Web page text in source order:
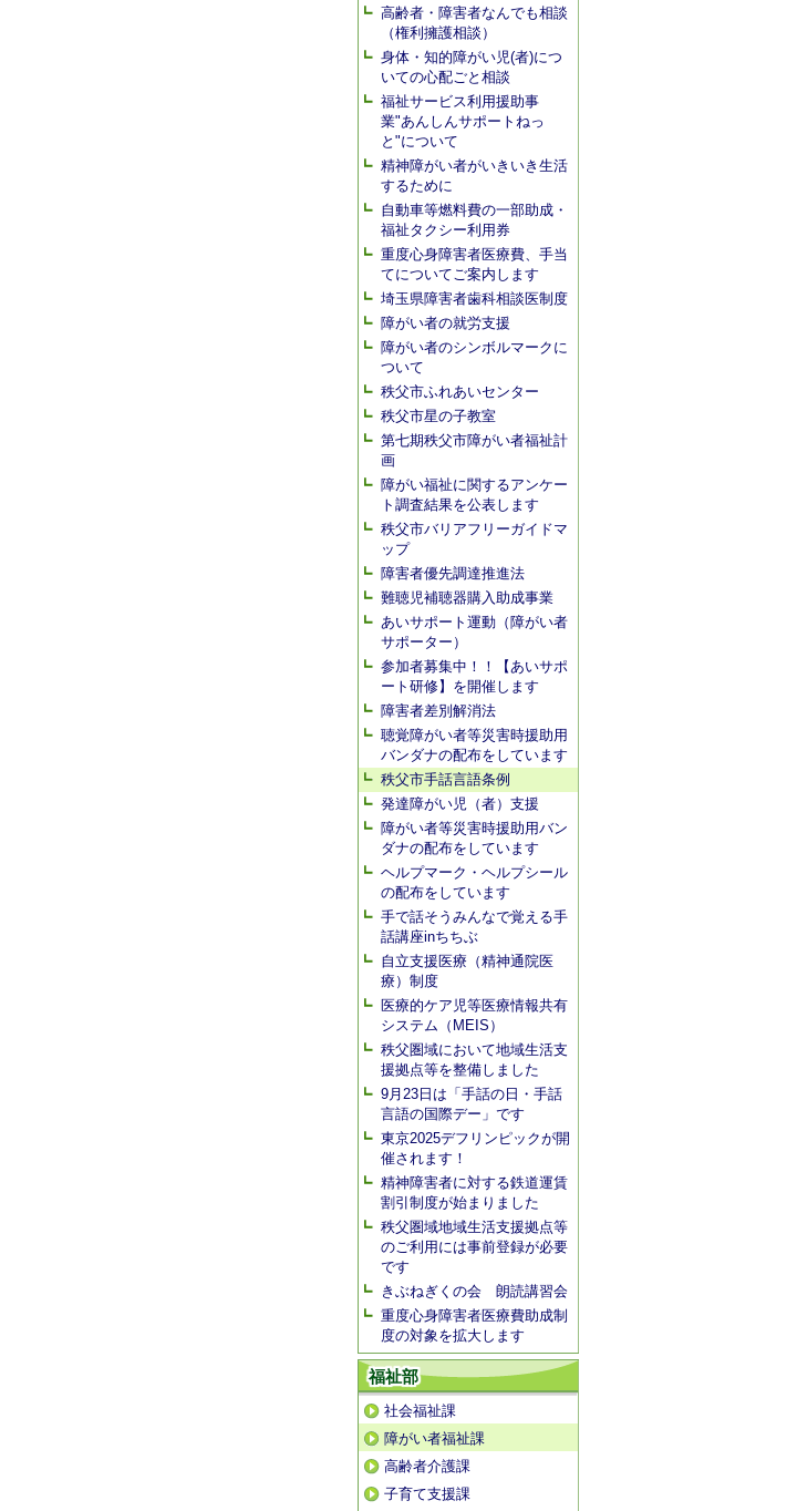
高齢者・障害者なんでも相談
（権利擁護相談）
身体・知的障がい児(者)につ
いての心配ごと相談
福祉サービス利用援助事
業"あんしんサポートねっ
と"について
精神障がい者がいきいき生活
するために
自動車等燃料費の一部助成・
福祉タクシー利用券
重度心身障害者医療費、手当
てについてご案内します
埼玉県障害者歯科相談医制度
障がい者の就労支援
障がい者のシンボルマークに
ついて
秩父市ふれあいセンター
秩父市星の子教室
第七期秩父市障がい者福祉計
画
障がい福祉に関するアンケー
ト調査結果を公表します
秩父市バリアフリーガイドマ
ップ
障害者優先調達推進法
難聴児補聴器購入助成事業
あいサポート運動（障がい者
サポーター）
参加者募集中！！【あいサポ
ート研修】を開催します
障害者差別解消法
聴覚障がい者等災害時援助用
バンダナの配布をしています
秩父市手話言語条例
発達障がい児（者）支援
障がい者等災害時援助用バン
ダナの配布をしています
ヘルプマーク・ヘルプシール
の配布をしています
手で話そうみんなで覚える手
話講座inちちぶ
自立支援医療（精神通院医
療）制度
医療的ケア児等医療情報共有
システム（MEIS）
秩父圏域において地域生活支
援拠点等を整備しました
9月23日は「手話の日・手話
言語の国際デー」です
東京2025デフリンピックが開
催されます！
精神障害者に対する鉄道運賃
割引制度が始まりました
秩父圏域地域生活支援拠点等
のご利用には事前登録が必要
です
きぶねぎくの会 朗読講習会
重度心身障害者医療費助成制
度の対象を拡大します
福祉部
社会福祉課
障がい者福祉課
高齢者介護課
子育て支援課